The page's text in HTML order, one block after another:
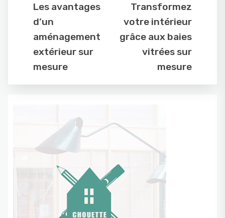
Les avantages
d’un
aménagement
extérieur sur
mesure
Transformez
votre intérieur
grâce aux baies
vitrées sur
mesure